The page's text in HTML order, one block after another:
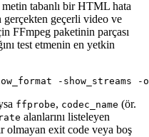
tabanlı bir HTML hata
geçerli video ve
FFmpeg paketinin parçası
test etmenin en yetkin
-show_streams -
ffprobe, codec_name (ör.
alanlarını listeleyen
olmayan exit code veya boş